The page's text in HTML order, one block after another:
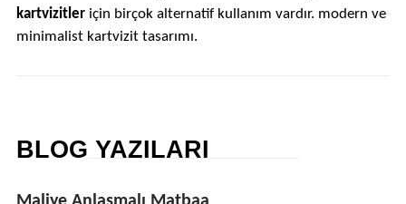
kartvizitleriçin birçok alternatif kullanım vardır. modern ve
minimalist kartvizit tasarımı.
BLOG YAZILARI